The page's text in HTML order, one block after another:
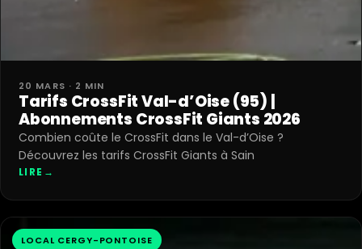
20 MARS · 2 MIN
Tarifs CrossFit Val-d’Oise (95) |
Abonnements CrossFit Giants 2026
Combien coûte le CrossFit dans le Val-d’Oise ?
Découvrez les tarifs CrossFit Giants à Sain
LIRE →
LOCAL CERGY-PONTOISE